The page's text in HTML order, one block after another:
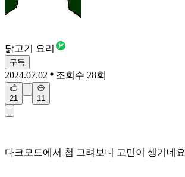
닭고기 요리
구독
2024.07.02 조회수 28회
21 11
다크모드에서 첨 그려보니 고민이 생기네요